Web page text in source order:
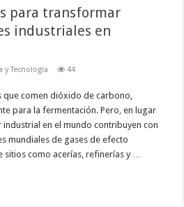
para transformar
industriales en
y Tecnología 44
que comen dióxido de carbono,
para la fermentación. Pero, en lugar
industrial en el mundo contribuyen con
mundiales de gases de efecto
como acerías, refinerías y …